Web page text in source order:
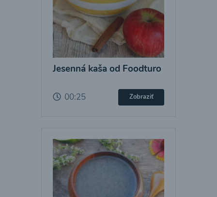
Jesenná kaša od Foodturo
00:25 Zobraziť